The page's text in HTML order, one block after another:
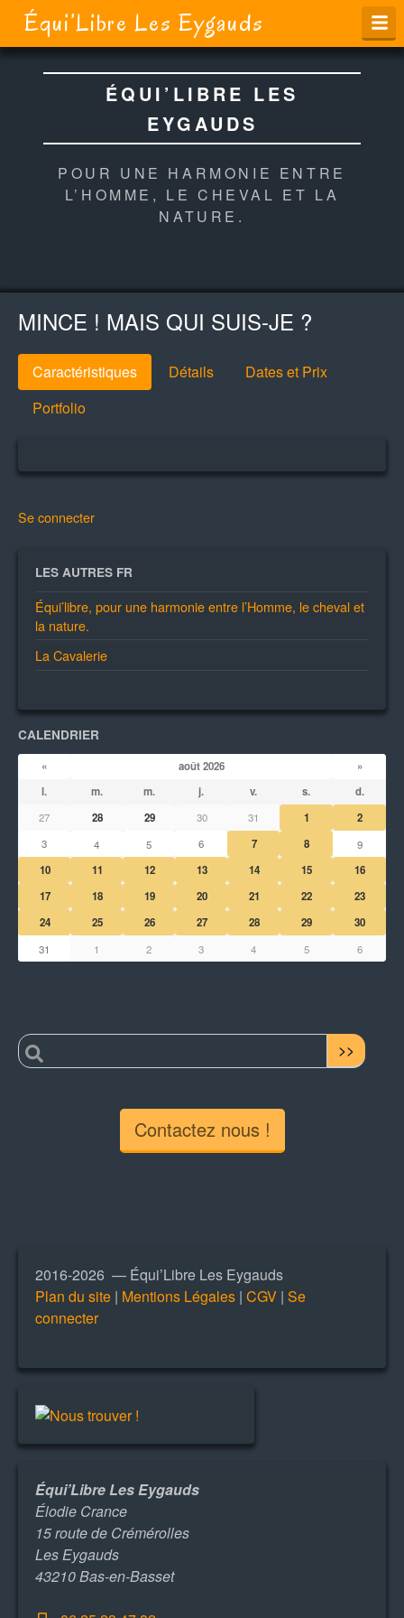
Équi’Libre Les Eygauds
ÉQUI’LIBRE LES
EYGAUDS
POUR UNE HARMONIE ENTRE
L’HOMME, LE CHEVAL ET LA
NATURE.
MINCE ! MAIS QUI SUIS-JE ?
Caractéristiques Détails
Dates et Prix
Portfolio
Se connecter
LES AUTRES FR
Équi’libre, pour une harmonie entre l’Homme, le cheval et
la nature.
La Cavalerie
CALENDRIER
« août 2026
»
l.
m. m. j. v. s. d.
27 28 29 30 31 1 2
3 4 5 6 7 8 9
10 11 12 13 14 15
16
17
18 19 20 21 22
23
24
25 26 27 28 29 30
31 1 2 3 4 5 6
RECHERCHER : >>
Contactez nous !
2016-2026 — Équi’Libre Les Eygauds
Plan du site | Mentions Légales | CGV | Se
connecter
Équi’Libre Les Eygauds
Élodie Crance
15 route de Crémérolles
Les Eygauds
43210 Bas-en-Basset